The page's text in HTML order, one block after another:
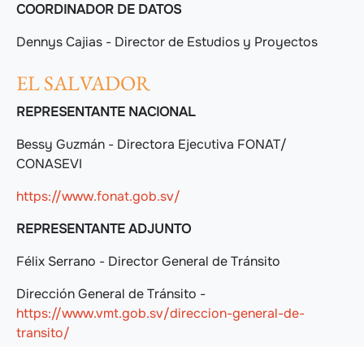
COORDINADOR DE DATOS
Dennys Cajias - Director de Estudios y Proyectos
EL SALVADOR
REPRESENTANTE NACIONAL
Bessy Guzmán - Directora Ejecutiva FONAT/
CONASEVI
https://www.fonat.gob.sv/
REPRESENTANTE ADJUNTO
Félix Serrano - Director General de Tránsito
Dirección General de Tránsito -
https://www.vmt.gob.sv/direccion-general-de-
transito/